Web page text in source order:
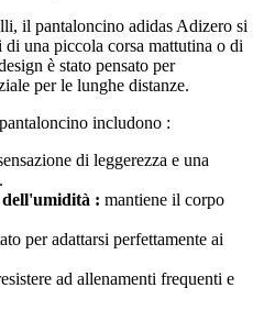
il pantaloncino adidas Adizero si
di una piccola corsa mattutina o di
è stato pensato per
per le lunghe distanze.
includono :
di leggerezza e una
dell'umidità : mantiene il corpo
per adattarsi perfettamente ai
ad allenamenti frequenti e